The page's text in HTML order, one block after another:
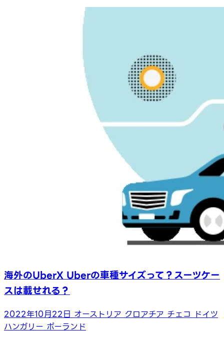
海外のUberX Uberの車種サイズって？スーツケー
スは載せれる？
2022年10月22日 オーストリア クロアチア チェコ ドイツ
ハンガリー ポーランド